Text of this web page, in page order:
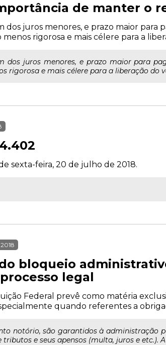
de manter o
dos juros menores, e prazo maior
rigorosa e mais célere para a
dos juros menores, e prazo maior para
rigorosa e mais célere para a liberação do
sexta-feira, 20 de julho de 2018.
bloqueio
legal
Federal prevê como matéria
quando referentes a
notório, são garantidos à administração
e seus apensos (multa, juros e etc.).